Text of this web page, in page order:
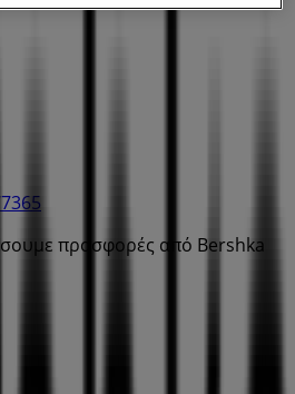
προσφορές από Bershka